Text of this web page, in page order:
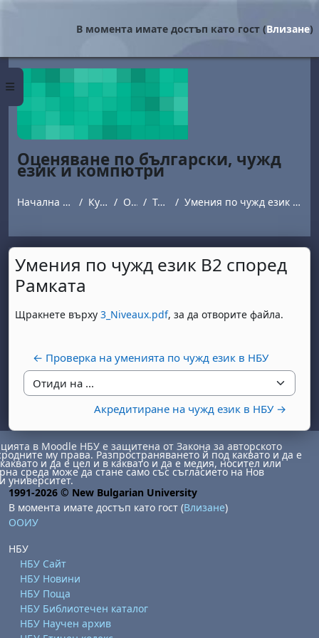
Страничен панел
В момента имате достъп като гост (Влизане)
Оценяване по български, чужд
език и компютри
Начална страница Курсове ООИУ Topic 9 Умения по чужд език В2 според Рамката
Умения по чужд език В2 според
Рамката
Изисквания за завършване
Щракнете върху 3_Niveaux.pdf, за да отворите файла.
← Проверка на уменията по чужд език в НБУ
Отиди на ...
Акредитиране на чужд език в НБУ →
в Moodle НБУ е защитена от Закона за авторското
му права. Разпространяването й под каквато и да е
и да е цел и в каквато и да е медия, носител или
среда може да стане само със съгласието на Нов
университет.
1991-2026 © New Bulgarian University
В момента имате достъп като гост (Влизане)
ООИУ
НБУ
НБУ Сайт
НБУ Новини
НБУ Поща
НБУ Библиотечен каталог
НБУ Научен архив